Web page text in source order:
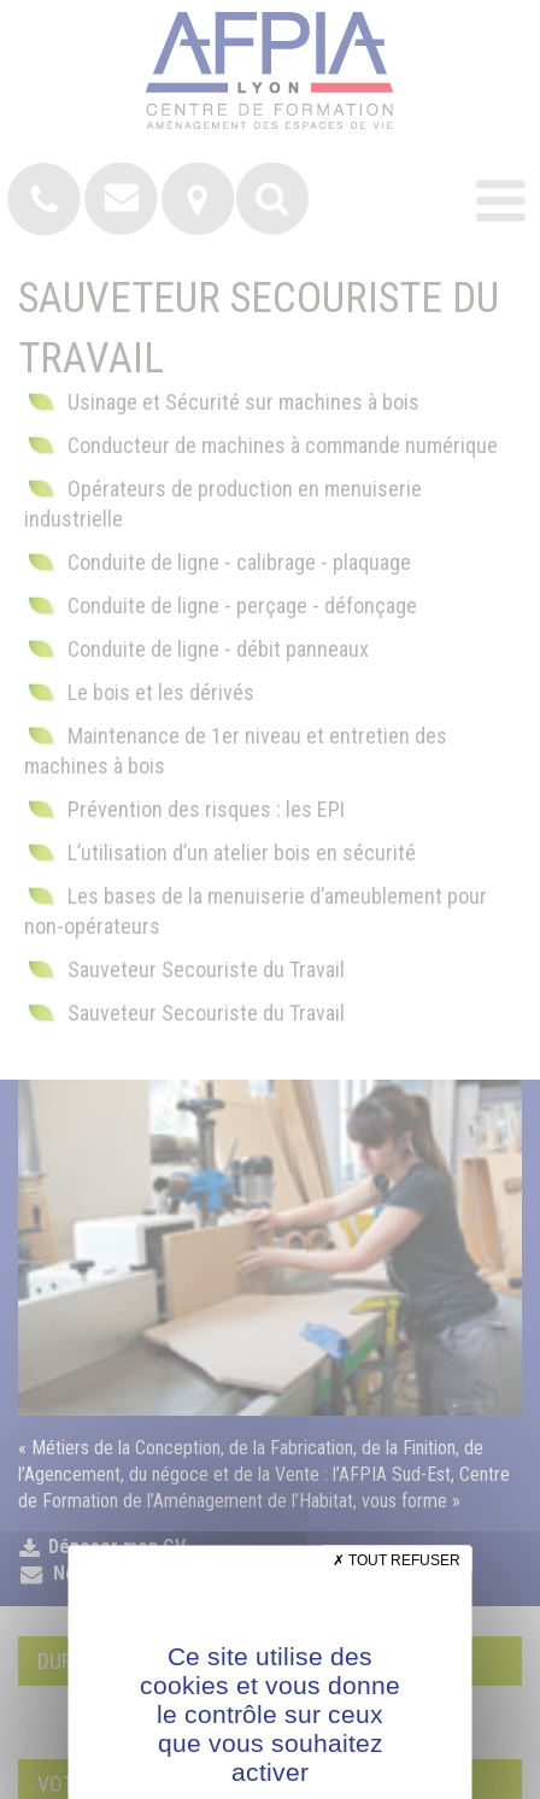
SAUVETEUR SECOURISTE DU
TRAVAIL
Usinage et Sécurité sur machines à bois
Conducteur de machines à commande numérique
Opérateurs de production en menuiserie
industrielle
Conduite de ligne - calibrage - plaquage
Conduite de ligne - perçage - défonçage
Conduite de ligne - débit panneaux
Le bois et les dérivés
Maintenance de 1er niveau et entretien des
machines à bois
Prévention des risques : les EPI
L’utilisation d’un atelier bois en sécurité
Les bases de la menuiserie d’ameublement pour
non-opérateurs
Sauveteur Secouriste du Travail
Sauveteur Secouriste du Travail
« Métiers de la Conception, de la Fabrication, de la Finition, de
l’Agencement, du négoce et de la Vente : l’AFPIA Sud-Est, Centre
de Formation de l’Aménagement de l’Habitat, vous forme »
Déposer mon CV
Nous contacter
DURÉE DE LA FORMATION
VOTRE CONTACT
Ce site utilise des
cookies et vous donne
le contrôle sur ceux
que vous souhaitez
activer
TOUT REFUSER